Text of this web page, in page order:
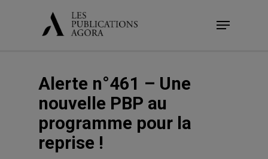
Menu
Alerte n°461 – Une
nouvelle PBP au
programme pour la
reprise !